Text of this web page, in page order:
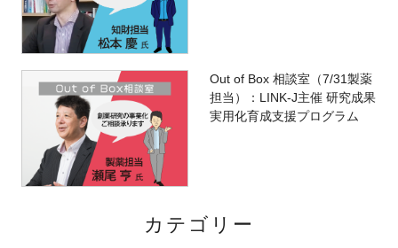
Out of Box 相談室（7/31製薬
担当）：LINK-J主催 研究成果
実用化育成支援プログラム
カテゴリー